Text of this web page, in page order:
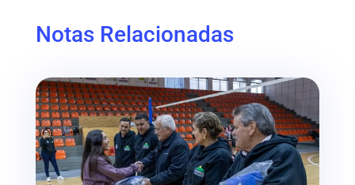
Notas Relacionadas